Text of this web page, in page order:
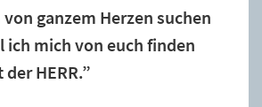
ganzem Herzen suchen
mich von euch finden
HERR.”